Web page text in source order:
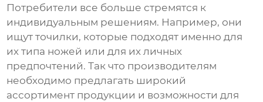
Потребители все больше стремятся к
индивидуальным решениям. Например, они
ищут точилки, которые подходят именно для
их типа ножей или для их личных
предпочтений. Так что производителям
необходимо предлагать широкий
ассортимент продукции и возможности для